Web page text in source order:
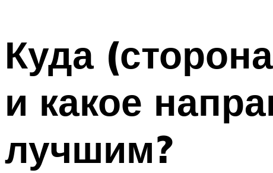
Куда
и какое
лучшим?